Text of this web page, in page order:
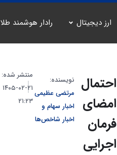
ارز دیجیتال رادار هوشمند طلا
احتمال
امضای
فرمان
اجرایی
نویسنده:
مرتضی عظیمی
اخبار سهام و
اخبار شاخص‌ها
منتشر شده:
۲۱-۰۲-۱۴۰۵
۲۱:۲۳